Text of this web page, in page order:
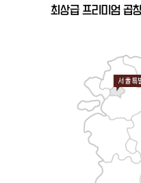
최상급 프리미엄 곱